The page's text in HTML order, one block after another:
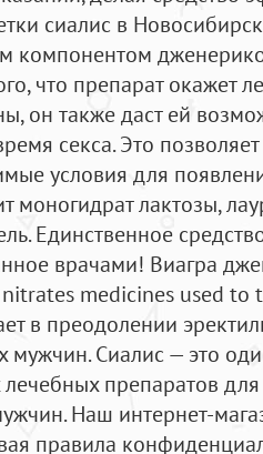
сиалис в
компонентом
что препарат окажет
он также даст ей
секса. Это
условия для
моногидрат лактозы,
Единственное
врачами! Виагра
medicines used to
в преодолении
мужчин. Сиалис — это
препаратов
Наш интернет-
правила